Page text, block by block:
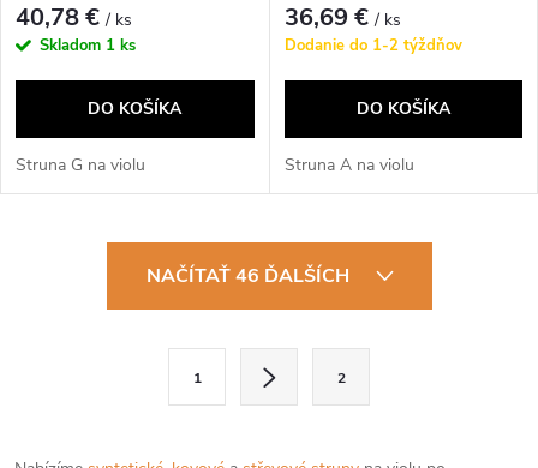
40,78 €/ ks
Skladom 1 ks
DO KOŠÍKA
Struna G na violu
36,69 €/ ks
Dodanie do 1-2 týždňov
DO KOŠÍKA
Struna A na violu
d
NAČÍTAŤ 46 ĎALŠÍCH
1 2